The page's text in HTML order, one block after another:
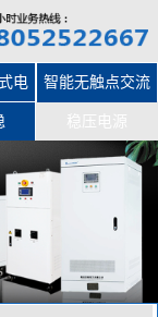
电 智能无触点交流